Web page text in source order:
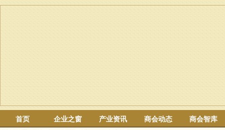
首页 企业之窗 产业资讯 商会动态
商会智库